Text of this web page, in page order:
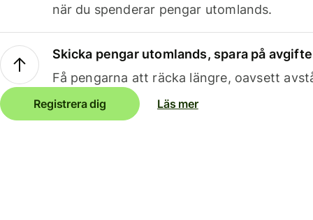
när du spenderar pengar utomlands.
Skicka pengar utomlands, spara på
Få pengarna att räcka längre, oavsett
Registrera dig Läs mer